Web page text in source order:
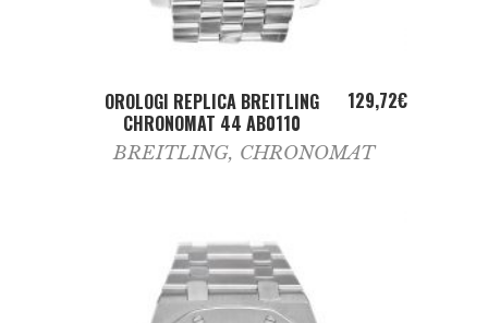
ADD TO CART
OROLOGI REPLICA BREITLING
CHRONOMAT 44 AB0110
129,72€
BREITLING, CHRONOMAT